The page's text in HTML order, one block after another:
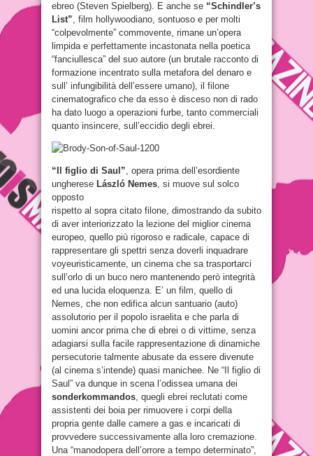
ebreo (Steven Spielberg). E anche se “Schindler’s
List”, film hollywoodiano, sontuoso e per molti
“colpevolmente” commovente, rimane un’opera
limpida e perfettamente incastonata nella poetica
“fanciullesca” del suo autore (un brutale racconto di
formazione incentrato sulla metafora del denaro e
sull’ infungibilità dell’essere umano), il filone
cinematografico che da esso è disceso non di rado
ha dato luogo a operazioni furbe, tanto commerciali
quanto insincere, sull’eccidio degli ebrei.
“Il figlio di Saul”, opera prima dell’esordiente
ungherese László Nemes, si muove sul solco
opposto
rispetto al sopra citato filone, dimostrando da subito
di aver interiorizzato la lezione del miglior cinema
europeo, quello più rigoroso e radicale, capace di
rappresentare gli spettri senza doverli inquadrare
voyeuristicamente, un cinema che sa trasportarci
sull’orlo di un buco nero mantenendo però integrità
ed una lucida eloquenza. E’ un film, quello di
Nemes, che non edifica alcun santuario (auto)
assolutorio per il popolo israelita e che parla di
uomini ancor prima che di ebrei o di vittime, senza
adagiarsi sulla facile rappresentazione di dinamiche
persecutorie talmente abusate da essere divenute
(al cinema s’intende) quasi manichee. Ne “Il figlio di
Saul” va dunque in scena l’odissea umana dei
sonderkommandos, quegli ebrei reclutati come
assistenti dei boia per rimuovere i corpi della
propria gente dalle camere a gas e incaricati di
provvedere successivamente alla loro cremazione.
Una “manodopera dell’orrore a tempo determinato”,